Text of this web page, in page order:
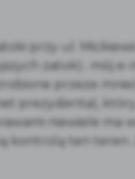
przy ul.
zatok).: mój e-
przeze
prezydenta),
niewiele ma
kontrolą ten teren.